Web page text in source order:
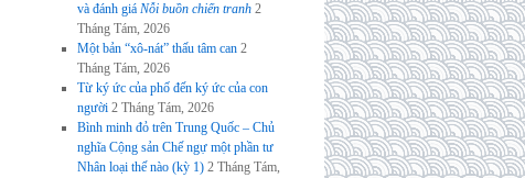
và đánh giá Nỗi buồn chiến tranh 2
Tháng Tám, 2026
Một bản “xô-nát” thấu tâm can 2
Tháng Tám, 2026
Từ ký ức của phố đến ký ức của con
người 2 Tháng Tám, 2026
Bình minh đỏ trên Trung Quốc – Chủ
nghĩa Cộng sản Chế ngự một phần tư
Nhân loại thế nào (kỳ 1) 2 Tháng Tám,